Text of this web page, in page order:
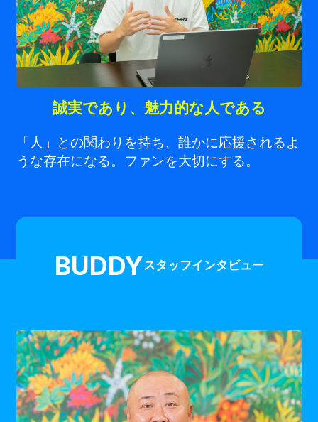
誠実であり、魅力的な人である
「人」との関わりを持ち、誰かに応援されるよ
うな存在になる。ファンを大切にする。
BUDDYスタッフインタビュー